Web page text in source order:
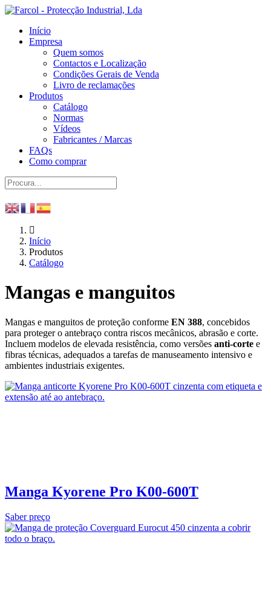
Início
Empresa
Quem somos
Contactos e Localização
Condições Gerais de Venda
Livro de reclamações
Produtos
Catálogo
Normas
Vídeos
Fabricantes / Marcas
FAQs
Como comprar
Início
Produtos
Catálogo
Mangas e manguitos
Mangas e manguitos de proteção conforme EN 388, concebidos
para proteger o antebraço contra riscos mecânicos, abrasão e corte.
Incluem modelos de elevada resistência, como versões anti‑corte e
fibras técnicas, adequados a tarefas de manuseamento intensivo e
ambientes industriais exigentes.
Manga Kyorene Pro K00-600T
Saber preço